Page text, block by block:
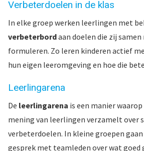
Verbeterdoelen in de klas
In elke groep werken leerlingen met
verbeterbordaan doelen die zij
formuleren. Zo leren kinderen actief
hun eigen leeromgeving en hoe die
Leerlingarena
De leerlingarena is een manier
mening van leerlingen verzamelt over
verbeterdoelen. In kleine groepen
gesprek met teamleden over wat goed